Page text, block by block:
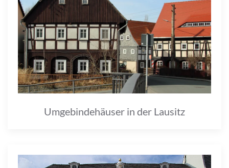
Umgebindehäuser in der Lausitz